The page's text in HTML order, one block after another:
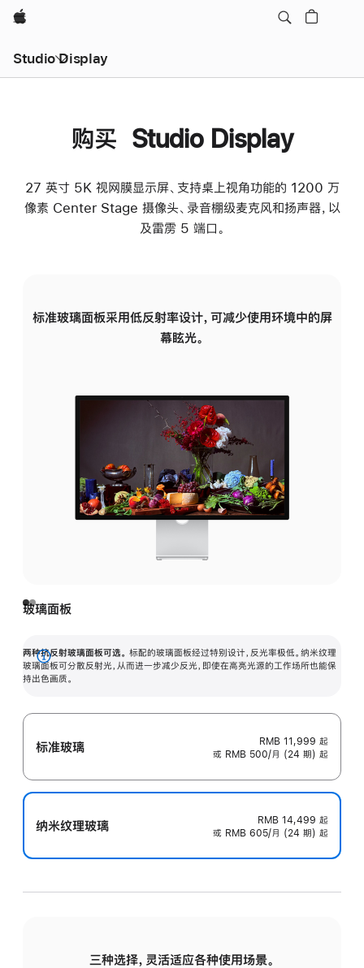
Apple
Studio Display
购买 Studio Display
27 英寸 5K 视网膜显示屏、支持桌上视角功能的 1200 万
像素 Center Stage 摄像头、录音棚级麦克风和扬声器，以
及雷雳 5 端口。
标准玻璃面板采用低反射率设计，可减少使用环境中的屏
幕眩光。
玻璃面板
两种抗反射玻璃面板可选。 标配的玻璃面板经过特别设计，反光率极低。纳米纹理
玻璃面板可分散反射光，从而进一步减少反光，即使在高亮光源的工作场所也能保
持出色画质。
展
开
标准玻璃 RMB 11,999 起
或 RMB 500/月 (24 期) 起
纳米纹理玻璃 RMB 14,499 起
或 RMB 605/月 (24 期) 起
三种选择，灵活适应各种使用场景。